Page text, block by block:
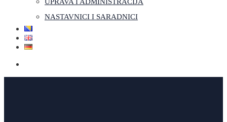
NASTAVNICI I SARADNICI